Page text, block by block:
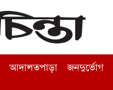
আদালতপাড়া জনদুর্ভোগ